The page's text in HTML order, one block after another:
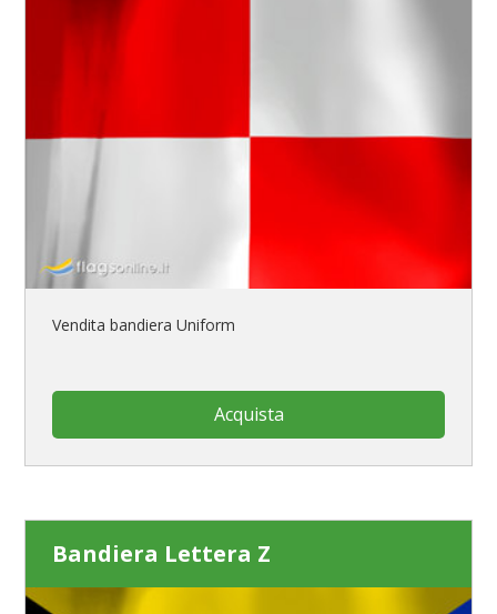
Vendita bandiera Uniform
Acquista
Bandiera Lettera Z